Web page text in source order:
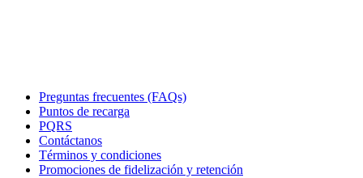
Preguntas frecuentes (FAQs)
Puntos de recarga
PQRS
Contáctanos
Términos y condiciones
Promociones de fidelización y retención